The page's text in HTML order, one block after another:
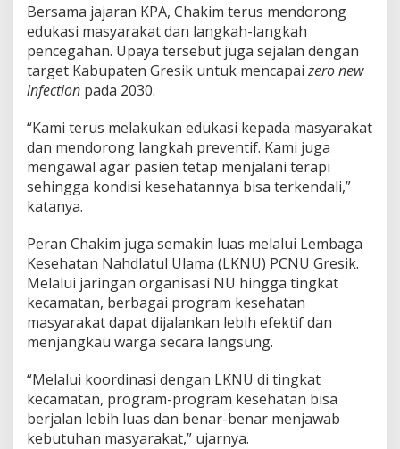
Bersama jajaran KPA, Chakim terus mendorong
edukasi masyarakat dan langkah-langkah
pencegahan. Upaya tersebut juga sejalan dengan
target Kabupaten Gresik untuk mencapaizero new
infection pada 2030.
“Kami terus melakukan edukasi kepada masyarakat
dan mendorong langkah preventif. Kami juga
mengawal agar pasien tetap menjalani terapi
sehingga kondisi kesehatannya bisa terkendali,”
katanya.
Peran Chakim juga semakin luas melalui Lembaga
Kesehatan Nahdlatul Ulama (LKNU) PCNU Gresik.
Melalui jaringan organisasi NU hingga tingkat
kecamatan, berbagai program kesehatan
masyarakat dapat dijalankan lebih efektif dan
menjangkau warga secara langsung.
“Melalui koordinasi dengan LKNU di tingkat
kecamatan, program-program kesehatan bisa
berjalan lebih luas dan benar-benar menjawab
kebutuhan masyarakat,” ujarnya.